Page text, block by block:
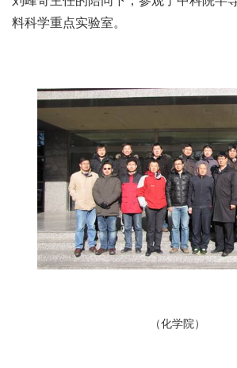
料科学重点实验室。
（化学院）